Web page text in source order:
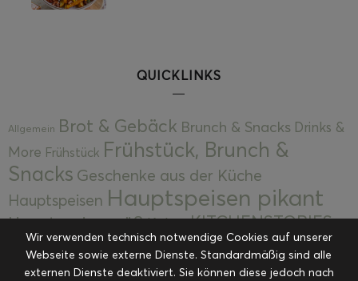
QUICKLINKS
Allgemein Brot & Gebäck Brunch & Snacks Drinks &
More Frühstück Frühstück, Brunch &
Snacks Geschenke aus der Küche
Hauptspeisen Hauptspeisen pikant
Hauptspeisen süßKekseKITCHENSTORIES
Kuchen, Torten & Desserts Kuchen und
Desserts Kulinarik Kulinarische Mitbringsel &
Wir verwenden technisch notwendige Cookies auf unserer
Webseite sowie externe Dienste. Standardmäßig sind alle
externen Dienste deaktiviert. Sie können diese jedoch nach